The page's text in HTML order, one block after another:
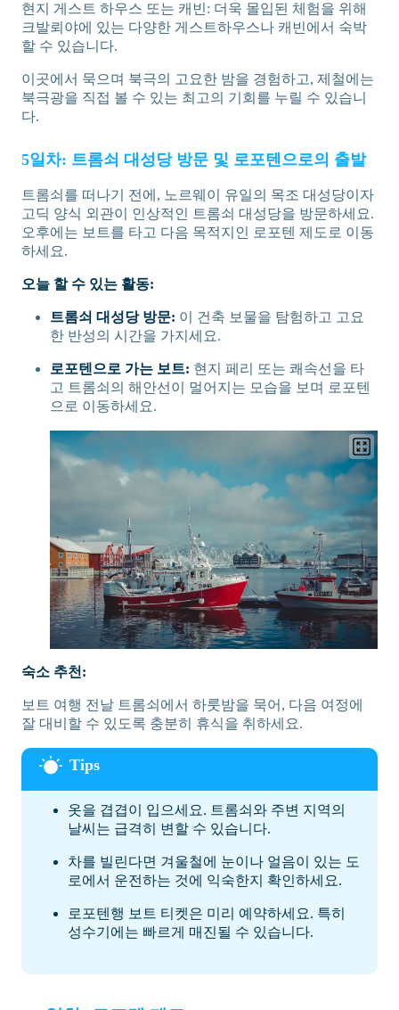
현지 게스트 하우스 또는 캐빈: 더욱 몰입된 체험을 위해
크발뢰야에 있는 다양한 게스트하우스나 캐빈에서 숙박
할 수 있습니다.
이곳에서 묵으며 북극의 고요한 밤을 경험하고, 제철에는
북극광을 직접 볼 수 있는 최고의 기회를 누릴 수 있습니
다.
5일차: 트롬쇠 대성당 방문 및 로포텐으로의 출발
트롬쇠를 떠나기 전에, 노르웨이 유일의 목조 대성당이자
고딕 양식 외관이 인상적인 트롬쇠 대성당을 방문하세요.
오후에는 보트를 타고 다음 목적지인 로포텐 제도로 이동
하세요.
오늘 할 수 있는 활동:
트롬쇠 대성당 방문: 이 건축 보물을 탐험하고 고요
한 반성의 시간을 가지세요.
로포텐으로 가는 보트: 현지 페리 또는 쾌속선을 타
고 트롬쇠의 해안선이 멀어지는 모습을 보며 로포텐
으로 이동하세요.
숙소 추천:
보트 여행 전날 트롬쇠에서 하룻밤을 묵어, 다음 여정에
잘 대비할 수 있도록 충분히 휴식을 취하세요.
옷을 겹겹이 입으세요. 트롬쇠와 주변 지역의
날씨는 급격히 변할 수 있습니다.
차를 빌린다면 겨울철에 눈이나 얼음이 있는 도
로에서 운전하는 것에 익숙한지 확인하세요.
로포텐행 보트 티켓은 미리 예약하세요. 특히
성수기에는 빠르게 매진될 수 있습니다.